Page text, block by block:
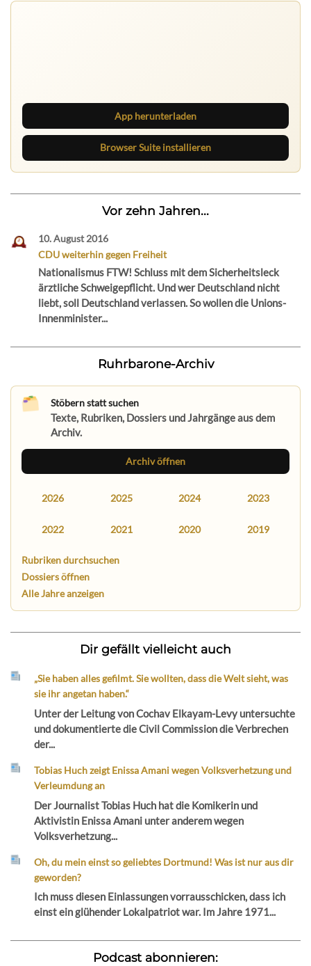
App herunterladen
Browser Suite installieren
Vor zehn Jahren...
10. August 2016
CDU weiterhin gegen Freiheit
Nationalismus FTW! Schluss mit dem Sicherheitsleck
ärztliche Schweigepflicht. Und wer Deutschland nicht
liebt, soll Deutschland verlassen. So wollen die Unions-
Innenminister...
Ruhrbarone-Archiv
Stöbern statt suchen
Texte, Rubriken, Dossiers und Jahrgänge aus dem
Archiv.
Archiv öffnen
2026 2025 2024 2023
2022 2021 2020 2019
Rubriken durchsuchen
Dossiers öffnen
Alle Jahre anzeigen
Dir gefällt vielleicht auch
„Sie haben alles gefilmt. Sie wollten, dass die Welt sieht, was
sie ihr angetan haben.“
Unter der Leitung von Cochav Elkayam-Levy untersuchte
und dokumentierte die Civil Commission die Verbrechen
der...
Tobias Huch zeigt Enissa Amani wegen Volksverhetzung und
Verleumdung an
Der Journalist Tobias Huch hat die Komikerin und
Aktivistin Enissa Amani unter anderem wegen
Volksverhetzung...
Oh, du mein einst so geliebtes Dortmund! Was ist nur aus dir
geworden?
Ich muss diesen Einlassungen vorrausschicken, dass ich
einst ein glühender Lokalpatriot war. Im Jahre 1971...
Podcast abonnieren: